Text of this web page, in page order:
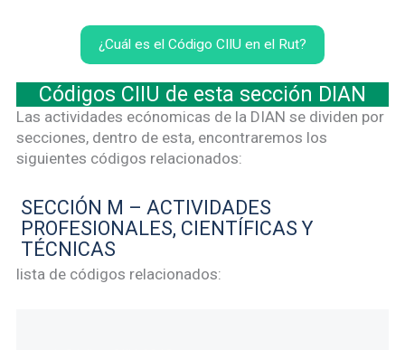
¿Cuál es el Código CIIU en el Rut?
Códigos CIIU de esta sección DIAN
Las actividades ecónomicas de la DIAN se dividen por
secciones, dentro de esta, encontraremos los
siguientes códigos relacionados:
SECCIÓN M – ACTIVIDADES
PROFESIONALES, CIENTÍFICAS Y
TÉCNICAS
lista de códigos relacionados: